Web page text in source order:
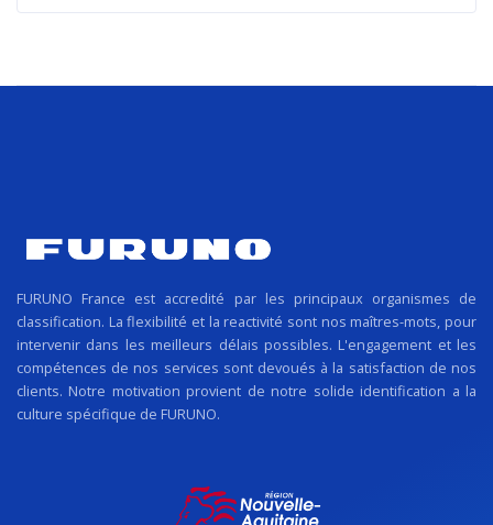
FURUNO France est accredité par les principaux organismes de
classification. La flexibilité et la reactivité sont nos maîtres-mots, pour
intervenir dans les meilleurs délais possibles. L'engagement et les
compétences de nos services sont devoués à la satisfaction de nos
clients. Notre motivation provient de notre solide identification a la
culture spécifique de FURUNO.